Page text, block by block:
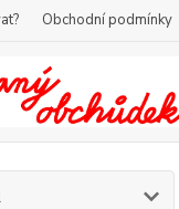
Obchodní podmínky